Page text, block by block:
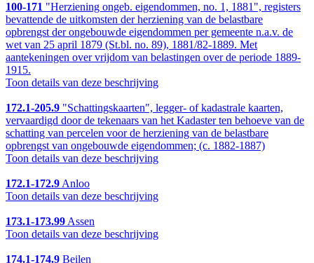
100-171 "Herziening ongeb. eigendommen, no. 1, 1881", registers
bevattende de uitkomsten der herziening van de belastbare
opbrengst der ongebouwde eigendommen per gemeente n.a.v. de
wet van 25 april 1879 (St.bl. no. 89), 1881/82-1889. Met
aantekeningen over vrijdom van belastingen over de periode 1889-
1915.
Toon details van deze beschrijving
172.1-205.9 "Schattingskaarten", legger- of kadastrale kaarten,
vervaardigd door de tekenaars van het Kadaster ten behoeve van de
schatting van percelen voor de herziening van de belastbare
opbrengst van ongebouwde eigendommen; (c. 1882-1887)
Toon details van deze beschrijving
172.1-172.9Anloo
Toon details van deze beschrijving
173.1-173.99Assen
Toon details van deze beschrijving
174.1-174.9 Beilen